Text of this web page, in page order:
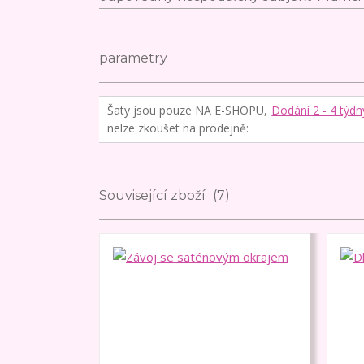
parametry
Šaty jsou pouze NA E-SHOPU,
nelze zkoušet na prodejně
Dodání 2 - 4
Související zboží 7